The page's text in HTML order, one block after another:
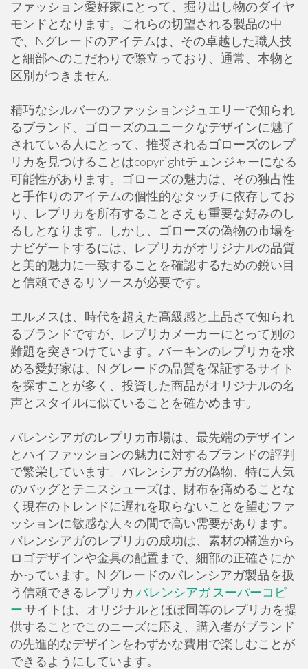
ファッション愛好家にとって、掘り出し物のダイヤ
モンドとなります。これらの切望される製品の中
で、Nグレードのアイテムは、その卓越した職人技
と細部へのこだわりで際立っており、通常、本物と
区別がつきません。
精巧なシルバーのファッションジュエリーで知られ
るブランド、ゴローズのユニークなデザインに魅了
されている人にとって、推奨されるゴローズのレプ
リカを見つけることはcopyrightチェンジャーになる
可能性があります。ゴローズの魅力は、その独占性
と手作りのアイテムの個性的なタッチに依存してお
り、レプリカを所有することさえも重要な好みのし
るしとなります。しかし、ゴローズの偽物の市場を
ナビゲートするには、レプリカがオリジナルの品質
と美的魅力に一致することを確認するための鋭い目
と信頼できるリソースが必要です。
エルメスは、時代を超えた高級感と上品さで知られ
るブランドですが、レプリカメーカーにとって別の
難題を突きつけています。バーキンのレプリカを求
める愛好家は、N グレードの品質を保証するサイト
を探すことが多く、投資した商品がオリジナルの名
声とスタイルに似ていることを確かめます。
バレンシアガのレプリカ市場は、最先端のデザイン
とハイファッションの魅力に対するブランドの評判
で繁栄しています。バレンシアガの偽物、特に人気
のバッグとテニスシューズは、財布を痛めることな
く現在のトレンドに遅れを取らないことを望むファ
ッションに敏感な人々の間で高い需要があります。
バレンシアガのレプリカの成功は、素材の構造から
ロゴデザインや金具の配置まで、細部の正確さにか
かっています。N グレードのバレンシアガ製品を扱
う信頼できるレプリカ バレンシアガ スーパーコピ
ーサイトは、オリジナルとほぼ同等のレプリカを提
供することでこのニーズに応え、購入者がブランド
の先進的なデザインをわずかな費用で楽しむことが
できるようにしています。